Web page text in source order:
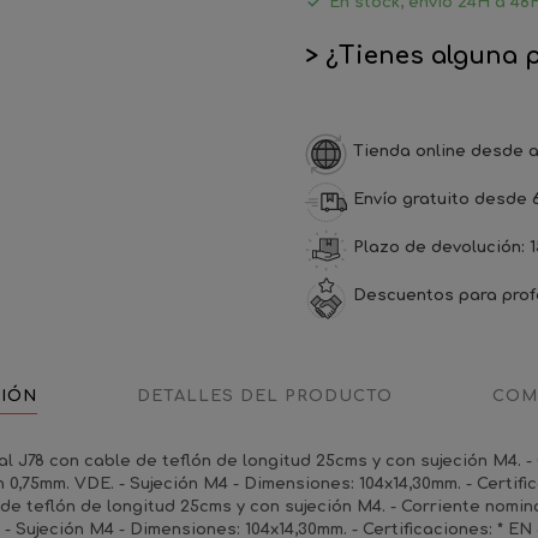
> ¿Tienes alguna
Tienda online desde
Envío gratuito desde
Plazo de devolución:
Descuentos para
DETALLES DEL PRODUCTO
con cable de teflón de longitud 25cms y con sujeción M4. -
VDE. - Sujeción M4 - Dimensiones: 104x14,30mm. -
teflón de longitud 25cms y con sujeción M4. - Corriente
Sujeción M4 - Dimensiones: 104x14,30mm. - Certificaciones: *